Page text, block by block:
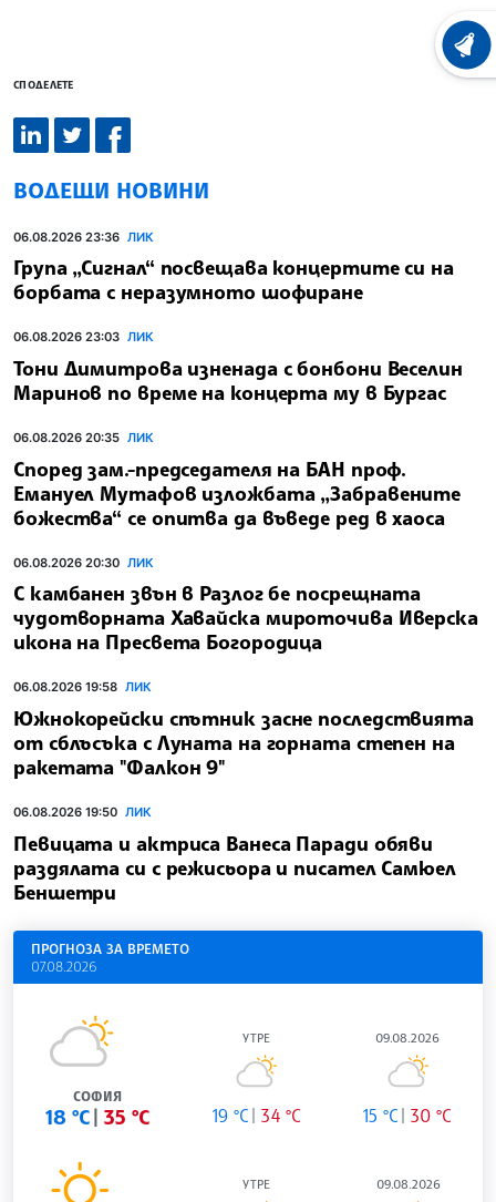
СПОДЕЛЕТЕ
ВОДЕЩИ НОВИНИ
06.08.2026 23:36 ЛИК
Група „Сигнал“ посвещава концертите си на
борбата с неразумното шофиране
06.08.2026 23:03 ЛИК
Тони Димитрова изненада с бонбони Веселин
Маринов по време на концерта му в Бургас
06.08.2026 20:35 ЛИК
Според зам.-председателя на БАН проф.
Емануел Мутафов изложбата „Забравените
божества“ се опитва да въведе ред в хаоса
06.08.2026 20:30 ЛИК
С камбанен звън в Разлог бе посрещната
чудотворната Хавайска мироточива Иверска
икона на Пресвета Богородица
06.08.2026 19:58 ЛИК
Южнокорейски спътник засне последствията
от сблъсъка с Луната на горната степен на
ракетата "Фалкон 9"
06.08.2026 19:50 ЛИК
Певицата и актриса Ванеса Паради обяви
раздялата си с режисьора и писател Самюел
Беншетри
ПРОГНОЗА ЗА ВРЕМЕТО
07.08.2026
СОФИЯ
18 °C 35 °C
УТРЕ
19 °C 34 °C
09.08.2026
15 °C 30 °C
УТРЕ 09.08.2026